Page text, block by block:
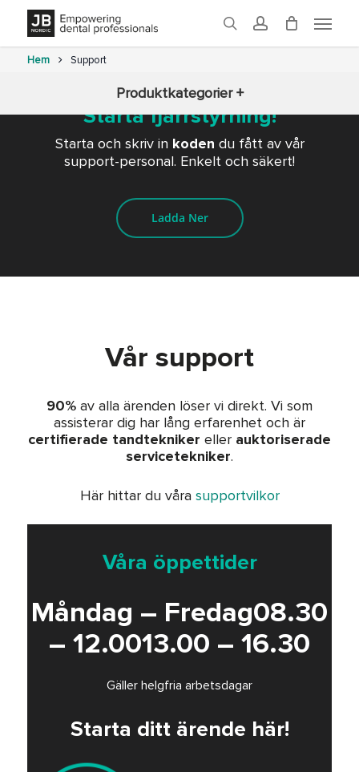
main
content
search account
Menu
Produktkategorier +
Hem Support
Nyheter
Efterbearbetning
Starta fjärrstyrning!
Starta och skriv in koden du fått av vår
support-personal. Enkelt och säkert!
Ladda Ner
Vår support
90% av alla ärenden löser vi direkt. Vi som
assisterar dig har lång erfarenhet och är
certifierade tandtekniker eller auktoriserade
servicetekniker.
Här hittar du våra supportvilkor
Våra öppettider
Måndag – Fredag08.30
– 12.0013.00 – 16.30
Gäller helgfria arbetsdagar
Starta ditt ärende här!